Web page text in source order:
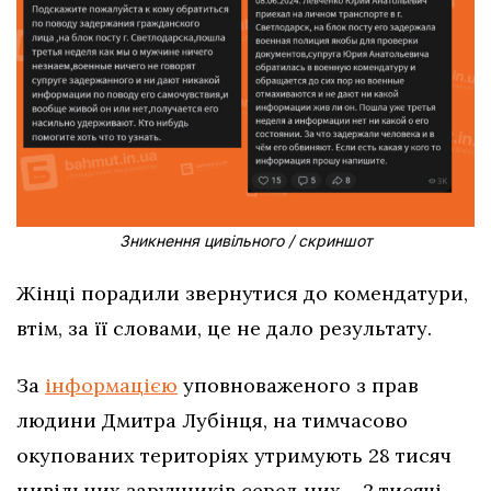
Зникнення цивільного / скриншот
Жінці порадили звернутися до комендатури,
втім, за її словами, це не дало результату.
За інформацією уповноваженого з прав
людини Дмитра Лубінця, на тимчасово
окупованих територіях утримують 28 тисяч